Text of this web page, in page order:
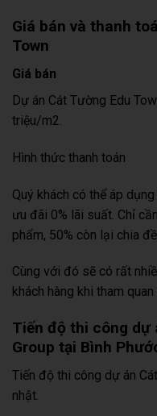
Giá bán và thanh
Town
Giá bán
Dự án Cát Tường Edu
triệu/m2.
Hình thức thanh toán
Quý khách có thể áp
ưu đãi 0% lãi suất. Chỉ
phẩm, 50% còn lại chia
Cùng với đó sẽ có rất
khách hàng khi tham quan
Tiến độ thi công dự
Group tại Bình
Tiến độ thi công dự án
nhật.